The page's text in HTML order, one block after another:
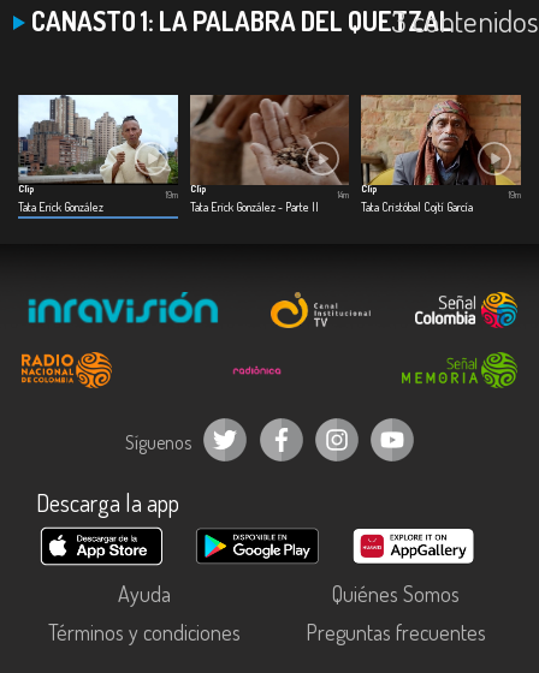
CANASTO 1: LA PALABRA DEL QUETZAL3 contenidos
Clip
Tata Erick González
19m
Clip
Tata Erick González - Parte II
14m
Clip
Tata Cristóbal Cojtí García
19m
Síguenos
Descarga la app
Ayuda
Quiénes Somos
Términos y condiciones
Preguntas frecuentes